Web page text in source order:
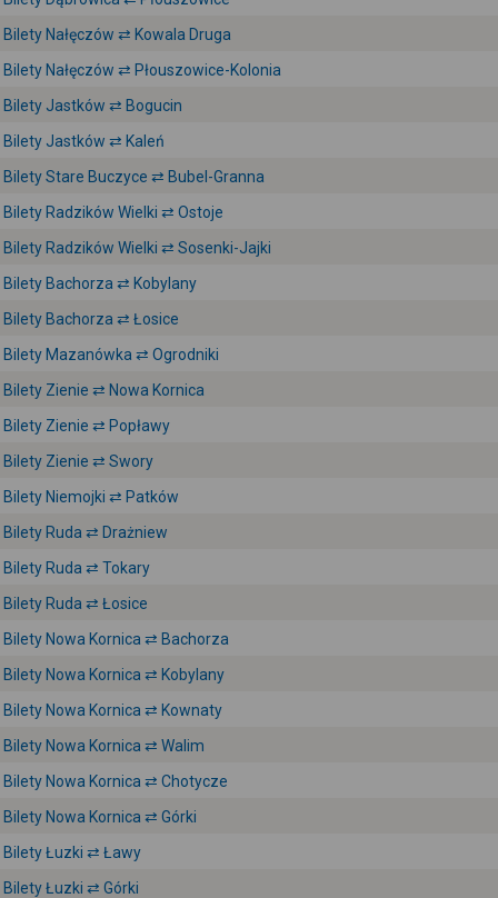
Bilety Nałęczów ⇄ Kowala Druga
Bilety Nałęczów ⇄ Płouszowice-Kolonia
Bilety Jastków ⇄ Bogucin
Bilety Jastków ⇄ Kaleń
Bilety Stare Buczyce ⇄ Bubel-Granna
Bilety Radzików Wielki ⇄ Ostoje
Bilety Radzików Wielki ⇄ Sosenki-Jajki
Bilety Bachorza ⇄ Kobylany
Bilety Bachorza ⇄ Łosice
Bilety Mazanówka ⇄ Ogrodniki
Bilety Zienie ⇄ Nowa Kornica
Bilety Zienie ⇄ Popławy
Bilety Zienie ⇄ Swory
Bilety Niemojki ⇄ Patków
Bilety Ruda ⇄ Drażniew
Bilety Ruda ⇄ Tokary
Bilety Ruda ⇄ Łosice
Bilety Nowa Kornica ⇄ Bachorza
Bilety Nowa Kornica ⇄ Kobylany
Bilety Nowa Kornica ⇄ Kownaty
Bilety Nowa Kornica ⇄ Walim
Bilety Nowa Kornica ⇄ Chotycze
Bilety Nowa Kornica ⇄ Górki
Bilety Łuzki ⇄ Ławy
Bilety Łuzki ⇄ Górki